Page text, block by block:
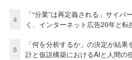
4
「“分業”は再定義される」サイ
く、インターネット広告20年と転
5
「何を分析するか」の決定が結
計と仮説構築におけるAIと人間の